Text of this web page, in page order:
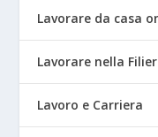
Lavorare da casa
Lavorare nella
Lavoro e Carriera